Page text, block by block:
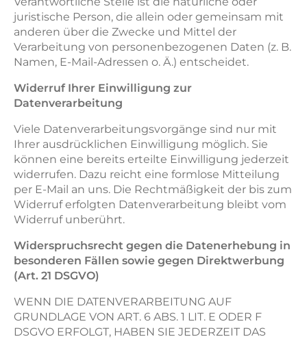
juristische Person, die allein oder gemeinsam mit
anderen über die Zwecke und Mittel der
Verarbeitung von personenbezogenen Daten (z. B.
Namen, E-Mail-Adressen o. Ä.) entscheidet.
Widerruf Ihrer Einwilligung zur
Datenverarbeitung
Viele Datenverarbeitungsvorgänge sind nur mit
Ihrer ausdrücklichen Einwilligung möglich. Sie
können eine bereits erteilte Einwilligung jederzeit
widerrufen. Dazu reicht eine formlose Mitteilung
per E-Mail an uns. Die Rechtmäßigkeit der bis zum
Widerruf erfolgten Datenverarbeitung bleibt vom
Widerruf unberührt.
Widerspruchsrecht gegen die Datenerhebung in
besonderen Fällen sowie gegen Direktwerbung
(Art. 21 DSGVO)
WENN DIE DATENVERARBEITUNG AUF
GRUNDLAGE VON ART. 6 ABS. 1 LIT. E ODER F
DSGVO ERFOLGT, HABEN SIE JEDERZEIT DAS